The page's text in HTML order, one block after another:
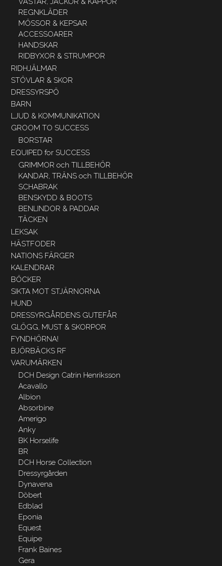
REGNKLÄDER
MÖSSOR & KEPSAR
ACCESSOARER
HANDSKAR
RIDBYXOR & STRUMPOR
RIDHJÄLMAR
STÖVLAR & SKOR
DRESSYRSPÖ
BARN
LJUD & KOMMUNIKATION
GROOM TO SUCCESS
BORSTAR
EQUIPED for SUCCESS
GRIMMOR och TILLBEHÖR
KANDAR, TRÄNS och TILLBEHÖR
SCHABRAK
BENSKYDD & BOOTS
BENLINDOR & PADDAR
TÄCKEN
LEKSAK
HÄSTFODER
NATIONS FÄRGER
KALENDRAR
BÖCKER
SIKTA MOT STJÄRNORNA
HUND
DRESSYRGÅRDENS GUTEFÅR
GLÖGG, MUST & SKORPOR
FYNDHÖRNA!
BJÖRBÄCKS RF
VARUMÄRKEN
DCH Design Catrin Henriksson
Acavallo
Albion
Absorbine
Amerigo
Anky
BK Horselife
BR
DCH Horse Collection
Dressyrgården
Dynavena
Döbert
Edblad
Eponia
Equest
Equipe
Frank Baines
Gera